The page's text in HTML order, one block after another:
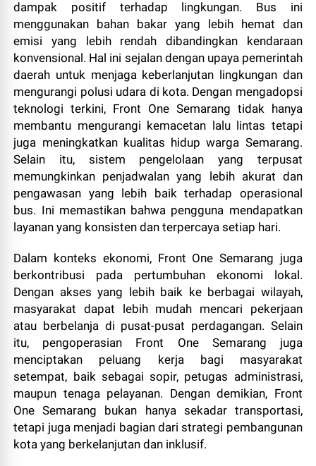
dampak positif terhadap lingkungan. Bus ini
menggunakan bahan bakar yang lebih hemat dan
emisi yang lebih rendah dibandingkan kendaraan
konvensional. Hal ini sejalan dengan upaya pemerintah
daerah untuk menjaga keberlanjutan lingkungan dan
mengurangi polusi udara di kota. Dengan mengadopsi
teknologi terkini, Front One Semarang tidak hanya
membantu mengurangi kemacetan lalu lintas tetapi
juga meningkatkan kualitas hidup warga Semarang.
Selain itu, sistem pengelolaan yang terpusat
memungkinkan penjadwalan yang lebih akurat dan
pengawasan yang lebih baik terhadap operasional
bus. Ini memastikan bahwa pengguna mendapatkan
layanan yang konsisten dan terpercaya setiap hari.
Dalam konteks ekonomi, Front One Semarang juga
berkontribusi pada pertumbuhan ekonomi lokal.
Dengan akses yang lebih baik ke berbagai wilayah,
masyarakat dapat lebih mudah mencari pekerjaan
atau berbelanja di pusat-pusat perdagangan. Selain
itu, pengoperasian Front One Semarang juga
menciptakan peluang kerja bagi masyarakat
setempat, baik sebagai sopir, petugas administrasi,
maupun tenaga pelayanan. Dengan demikian, Front
One Semarang bukan hanya sekadar transportasi,
tetapi juga menjadi bagian dari strategi pembangunan
kota yang berkelanjutan dan inklusif.